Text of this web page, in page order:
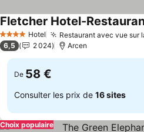
4 Étoiles Hotel Restaurant avec vue sur
Fletcher Hotel-
6,5 2 024 Arcen
De 58 €
Consulter les prix de 16 sites
Choix populaire